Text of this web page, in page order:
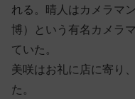
れる。晴人はカメラマ
博）という有名カメラ
ていた。
美咲はお礼に店に寄り
た。